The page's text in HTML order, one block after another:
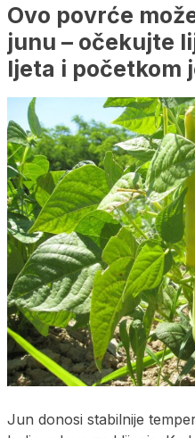
Ovo povrće
junu – očekujte
ljeta i početkom
Jun donosi stabilnije